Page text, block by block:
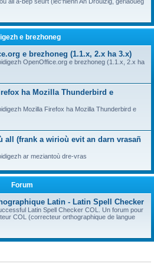
e brezhoneg
e brezhoneg (1.1.x, 2.x ha 3.x)
OpenOffice.org e brezhoneg (1.1.x, 2.x ha
ha Mozilla Thunderbird e
Mozilla Firefox ha Mozilla Thunderbird e
all (frank a wirioù evit an darn vrasañ
ar meziantoù dre-vras
Forum
Latin - Latin Spell Checker
Latin Spell Checker COL. Un forum pour
COL (correcteur orthographique de langue